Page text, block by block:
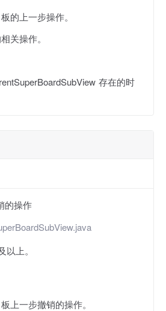
的上一步操作。
关操作。
存在的时
的操作
上。
上一步撤销的操作。